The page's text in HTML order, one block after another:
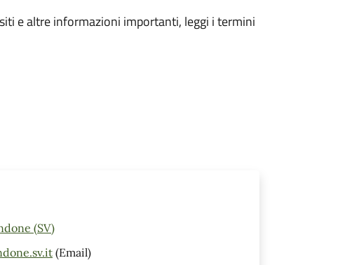
e altre informazioni importanti, leggi i termini
(SV)
(Email)